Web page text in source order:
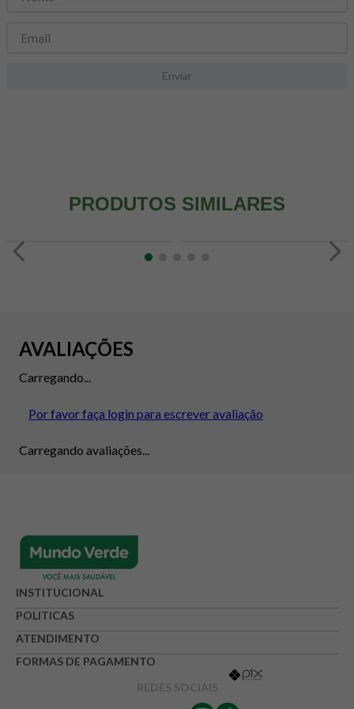
Enviar
PRODUTOS SIMILARES
AVALIAÇÕES
Carregando...
Por favor faça login para escrever avaliação
Carregando avaliações...
INSTITUCIONAL
POLITICAS
ATENDIMENTO
FORMAS DE PAGAMENTO
REDES SOCIAIS
8º snack proteico mundo verde
9 psyllium